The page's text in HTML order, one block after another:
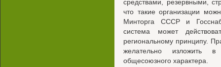
средствами, резервными,
что такие организации
Минторга СССР и
система может
региональному принципу.
желательно изложить в
общесоюзного характера.